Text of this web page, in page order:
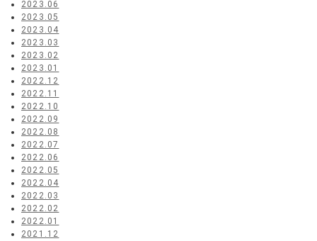
2023.06
2023.05
2023.04
2023.03
2023.02
2023.01
2022.12
2022.11
2022.10
2022.09
2022.08
2022.07
2022.06
2022.05
2022.04
2022.03
2022.02
2022.01
2021.12